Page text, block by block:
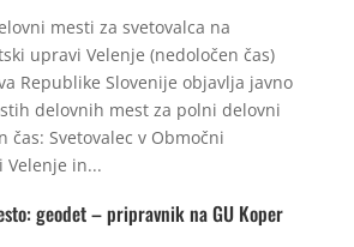
mesti za svetovalca na
upravi Velenje (nedoločen čas)
Republike Slovenije objavlja javno
delovnih mest za polni delovni
čas: Svetovalec v Območni
Velenje in...
geodet – pripravnik na GU Koper